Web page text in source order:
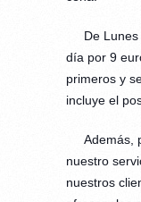
De
día por 9
primeros y
incluye el
Además,
nuestro
nuestros